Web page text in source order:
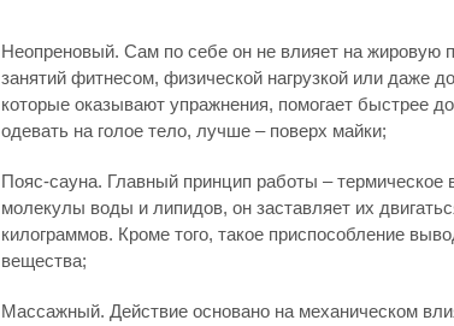
Неопреновый. Сам по себе он не влияет на жировую
занятий фитнесом, физической нагрузкой или даже
которые оказывают упражнения, помогает быстрее
одевать на голое тело, лучше – поверх майки;
Пояс-сауна. Главный принцип работы – термическое
молекулы воды и липидов, он заставляет их
килограммов. Кроме того, такое приспособление
вещества;
Массажный. Действие основано на механическом